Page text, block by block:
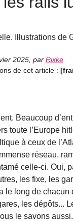
Illustrations de
2025 par Rixke
de cet article :
Beaucoup
toute l’Europe
à ceux de
réseau,
celle-ci. Oui,
les fixe, les
le long de
les dépôts...
le savons